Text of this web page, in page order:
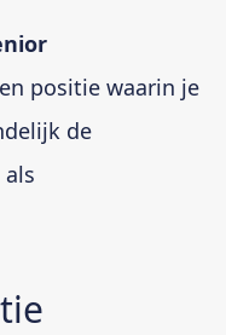
positie waarin je
de